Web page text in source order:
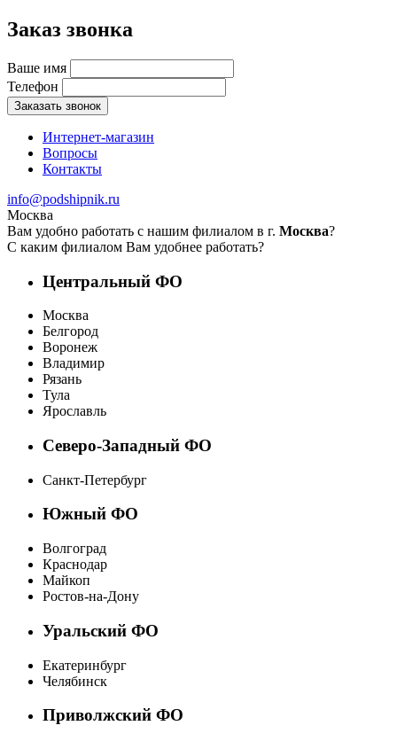
Заказ звонка
Ваше имя
Телефон
Заказать звонок
Интернет-магазин
Вопросы
Контакты
info@podshipnik.ru
Москва
Вам удобно работать с нашим филиалом в г. Москва?
С каким филиалом Вам удобнее работать?
Центральный ФО
Москва
Белгород
Воронеж
Владимир
Рязань
Тула
Ярославль
Северо-Западный ФО
Санкт-Петербург
Южный ФО
Волгоград
Краснодар
Майкоп
Ростов-на-Дону
Уральский ФО
Екатеринбург
Челябинск
Приволжский ФО